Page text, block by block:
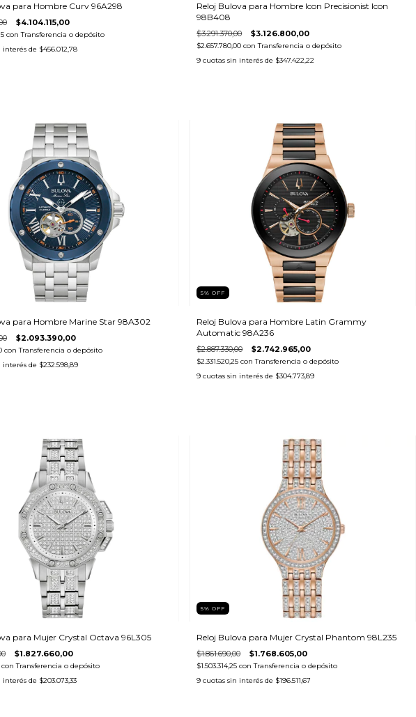
para Hombre Curv 96A298
$4.104.115,00
con Transferencia o depósito
interés de $456.012,78
Reloj Bulova para Hombre Icon Precisionist Icon
98B408
$3.291.370,00 $3.126.800,00
$2.657.780,00con Transferencia o depósito
9 cuotas sin interés de $347.422,22
para Hombre Marine Star 98A302
$2.093.390,00
con Transferencia o depósito
interés de $232.598,89
5%OFF
Reloj Bulova para Hombre Latin Grammy
Automatic 98A236
$2.887.330,00 $2.742.965,00
$2.331.520,25con Transferencia o depósito
9 cuotas sin interés de $304.773,89
para Mujer Crystal Octava 96L305
$1.827.660,00
con Transferencia o depósito
interés de $203.073,33
5%OFF
Reloj Bulova para Mujer Crystal Phantom 98L235
$1.861.690,00 $1.768.605,00
$1.503.314,25con Transferencia o depósito
9 cuotas sin interés de $196.511,67